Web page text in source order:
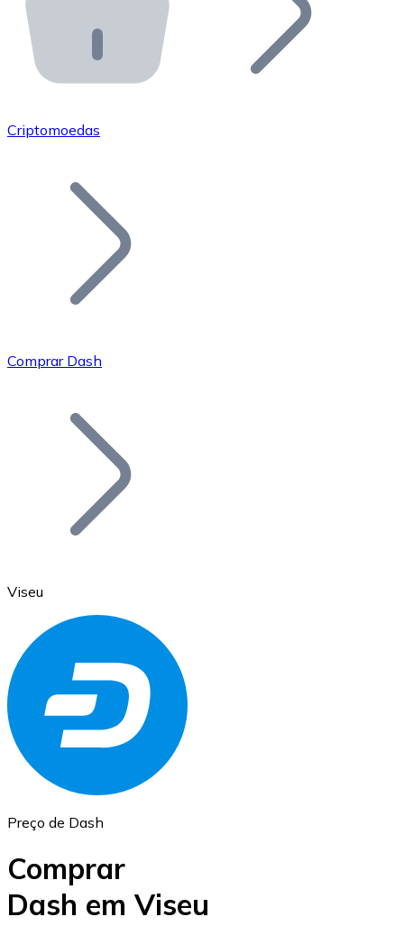
API Bitnovo
Integre nossa API no seu ecossistema.
Junte-se à nossa rede de revendedores e comercialize
Adicione o token do seu projeto ao nosso serviço de
Bitcoin
Ethereum
ETH
Criptomoedas
Comprar Dash
Viseu
Preço de Dash
Comprar
Dash em Viseu